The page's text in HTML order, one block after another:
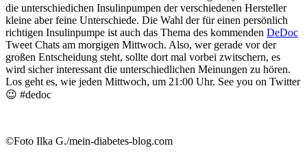
die unterschiedichen Insulinpumpen der verschiedenen Hersteller
kleine aber feine Unterschiede. Die Wahl der für einen persönlich
richtigen Insulinpumpe ist auch das Thema des kommenden DeDoc
Tweet Chats am morgigen Mittwoch. Also, wer gerade vor der
großen Entscheidung steht, sollte dort mal vorbei zwitschern, es
wird sicher interessant die unterschiedlichen Meinungen zu hören.
Los geht es, wie jeden Mittwoch, um 21:00 Uhr. See you on Twitter
😉 #dedoc
©Foto Ilka G./mein-diabetes-blog.com